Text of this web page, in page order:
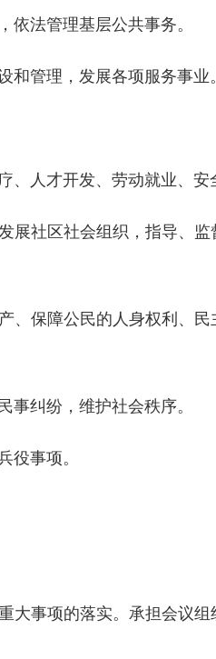
依法管理基层公共事务。
和管理，发展各项服务事业。
、人才开发、劳动就业、安
展社区社会组织，指导、
、保障公民的人身权利、
事纠纷，维护社会秩序。
役事项。
大事项的落实。承担会议